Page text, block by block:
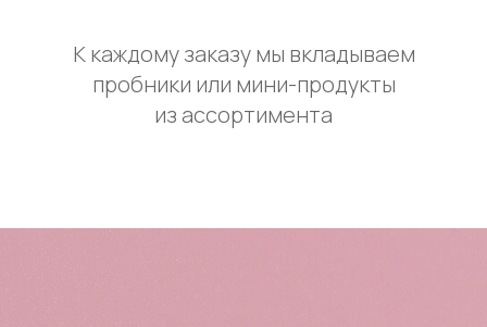
К каждому заказу мы вкладываем
пробники или мини-продукты
из ассортимента